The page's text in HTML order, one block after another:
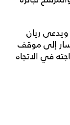
ريان
لليسار إلى موقف
في الاتجاه